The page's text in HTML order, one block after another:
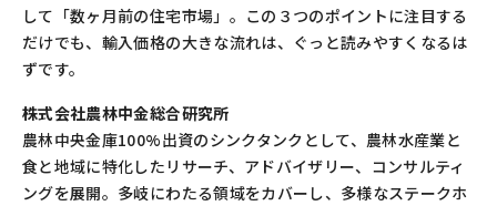
して「数ヶ月前の住宅市場」。この３つのポイントに注目する
だけでも、輸入価格の大きな流れは、ぐっと読みやすくなるは
ずです。
株式会社農林中金総合研究所
農林中央金庫100%出資のシンクタンクとして、農林水産業と
食と地域に特化したリサーチ、アドバイザリー、コンサルティ
ングを展開。多岐にわたる領域をカバーし、多様なステークホ